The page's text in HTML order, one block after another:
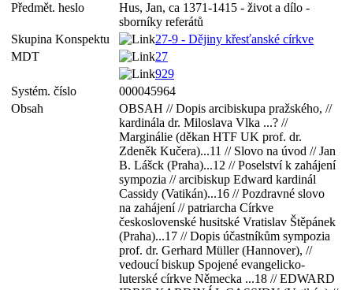
Předmět. heslo
Hus, Jan, ca 1371-1415 - život a dílo -
sborníky referátů
Skupina Konspektu
27-9 - Dějiny křesťanské církve
MDT
27
929
Systém. číslo
000045964
Obsah
OBSAH // Dopis arcibiskupa pražského, //
kardinála dr. Miloslava Vlka ...? //
Marginálie (děkan HTF UK prof. dr.
Zdeněk Kučera)...11 // Slovo na úvod // Jan
B. Lášck (Praha)...12 // Poselství k zahájení
sympozia // arcibiskup Edward kardinál
Cassidy (Vatikán)...16 // Pozdravné slovo
na zahájení // patriarcha Církve
československé husitské Vratislav Štěpánek
(Praha)...17 // Dopis účastníkům sympozia
prof. dr. Gerhard Müller (Hannover), //
vedoucí biskup Spojené evangelicko-
luterské církve Německa ...18 // EDWARD